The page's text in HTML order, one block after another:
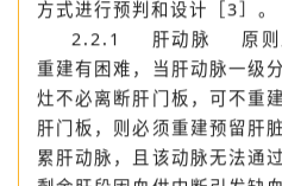
剖学基础。手术规划必须基
剩余肝脏脉管结构是否可完
方式进行预判和设计［3］。
2.2.1 肝动脉 原则上
重建有困难，当肝动脉一级
灶不必离断肝门板，可不重